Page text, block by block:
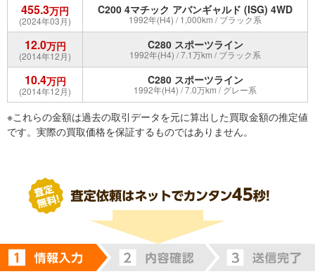
455.3万円
(2024年03月)
C200 4マチック アバンギャルド (ISG) 4WD
1992年(H4) / 1,000km / ブラック系
12.0万円
(2014年12月)
C280 スポーツライン
1992年(H4) / 7.1万km / ブラック系
10.4万円
(2014年12月)
C280 スポーツライン
1992年(H4) / 7.0万km / グレー系
※これらの金額は過去の取引データを元に算出した買取金額の推定値
です。実際の買取価格を保証するものではありません。